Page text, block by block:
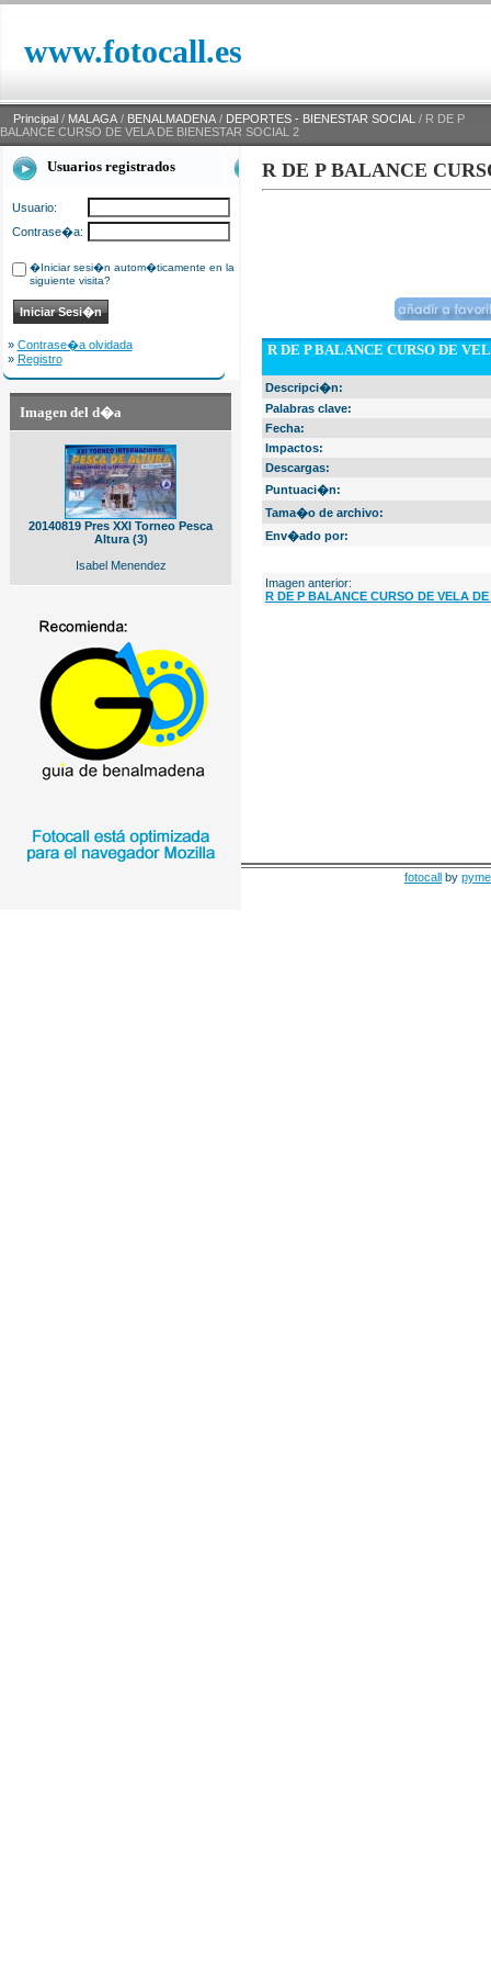
www.fotocall.es
Principal / MALAGA / BENALMADENA / DEPORTES - BIENESTAR SOCIAL / R DE P
BALANCE CURSO DE VELA DE BIENESTAR SOCIAL 2
Usuarios registrados
Usuario:
Contrase�a:
�Iniciar sesi�n autom�ticamente en la
siguiente visita?
» Contrase�a olvidada
» Registro
Imagen del d�a
20140819 Pres XXI Torneo Pesca
Altura (3)
Isabel Menendez
R DE P BALANCE
R DE P BALANCE CURSO DE
Descripci�n:
Palabras clave:
Fecha:
Impactos:
Descargas:
Puntuaci�n:
Tama�o de archivo:
Env�ado por:
Imagen anterior:
R DE P BALANCE CURSO DE VELA
fotocall by